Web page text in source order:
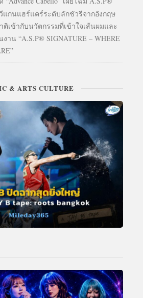
วีแกนแฮร์แคร์ระดับลักชัวรีจากอังกฤษ
เข้ากับนวัตกรรมที่เข้าใจเส้นผมและ
าน “A.S.P® SIGNATURE – WHERE
& ARTS CULTURE